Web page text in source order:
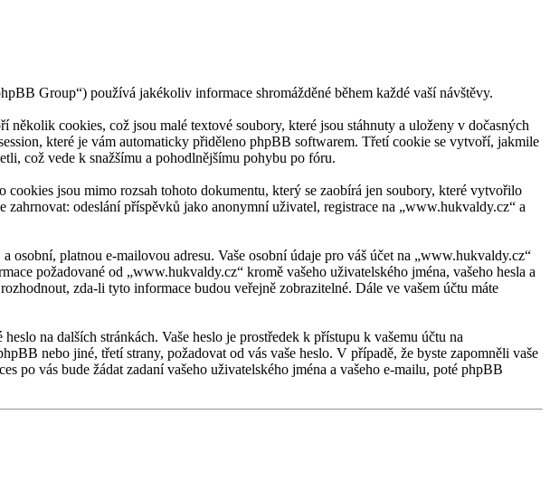
Group“) používá jakékoliv informace shromážděné během každé vaší návštěvy.
cookies, což jsou malé textové soubory, které jsou stáhnuty a uloženy v dočasných
které je vám automaticky přiděleno phpBB softwarem. Třetí cookie se vytvoří, jakmile
což vede k snažšímu a pohodlnějšímu pohybu po fóru.
jsou mimo rozsah tohoto dokumentu, který se zaobírá jen soubory, které vytvořilo
odeslání příspěvků jako anonymní uživatel, registrace na „www.hukvaldy.cz“ a
platnou e-mailovou adresu. Vaše osobní údaje pro váš účet na „www.hukvaldy.cz“
požadované od „www.hukvaldy.cz“ kromě vašeho uživatelského jména, vašeho hesla a
zda-li tyto informace budou veřejně zobrazitelné. Dále ve vašem účtu máte
na dalších stránkách. Vaše heslo je prostředek k přístupu k vašemu účtu na
nebo jiné, třetí strany, požadovat od vás vaše heslo. V případě, že byste zapomněli vaše
po vás bude žádat zadaní vašeho uživatelského jména a vašeho e-mailu, poté phpBB